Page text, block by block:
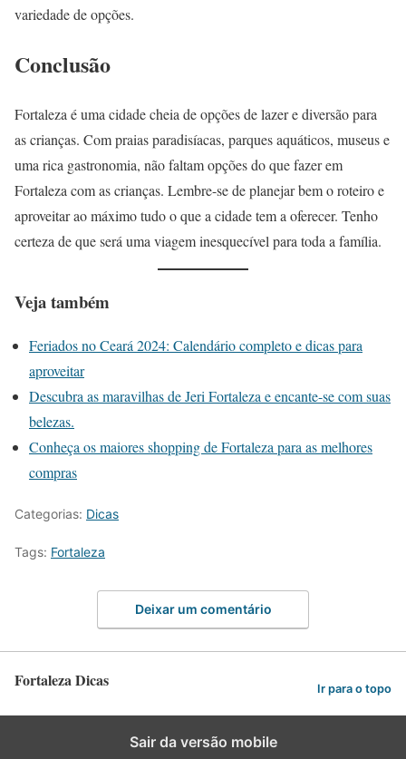
variedade de opções.
Conclusão
Fortaleza é uma cidade cheia de opções de lazer e diversão para
as crianças. Com praias paradisíacas, parques aquáticos, museus e
uma rica gastronomia, não faltam opções do que fazer em
Fortaleza com as crianças. Lembre-se de planejar bem o roteiro e
aproveitar ao máximo tudo o que a cidade tem a oferecer. Tenho
certeza de que será uma viagem inesquecível para toda a família.
Veja também
Feriados no Ceará 2024: Calendário completo e dicas para
aproveitar
Descubra as maravilhas de Jeri Fortaleza e encante-se com suas
belezas.
Conheça os maiores shopping de Fortaleza para as melhores
compras
Categorias: Dicas
Tags: Fortaleza
Deixar um comentário
Fortaleza Dicas Ir para o topo
Sair da versão mobile